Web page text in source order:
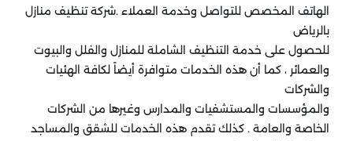
الهاتف المخصص للتواصل وخدمة العملاء .شركة تنظيف منازل
بالرياض
للحصول على خدمة التنظيف الشاملة للمنازل والفلل والبيوت
والعمائر ، كما أن هذه الخدمات متوافرة أيضاً لكافة الهئيات
والشركات
والمؤسسات والمستشفيات والمدارس وغيرها من الشركات
الخاصة والعامة . كذلك تقدم هذه الخدمات للشقق والمساجد